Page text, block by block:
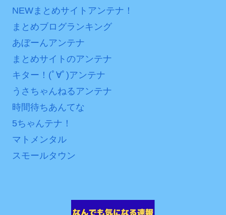
NEWまとめサイトアンテナ！
まとめブログランキング
あぼーんアンテナ
まとめサイトのアンテナ
キター！(ﾟ∀ﾟ)アンテナ
うさちゃんねるアンテナ
時間待ちあんてな
5ちゃんテナ！
マトメンタル
スモールタウン